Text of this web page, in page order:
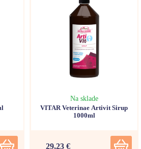
Na sklade
VITAR Veterinae Artivit Sirup
1000ml
29,23 €